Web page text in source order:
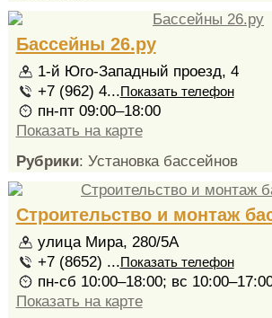
Бассейны 26.ру
1-й Юго-Западный проезд, 4
+7 (962) 4...Показать телефон
пн-пт 09:00–18:00
Показать на карте
Рубрики: Установка бассейнов
Строительство и монтаж
улица Мира, 280/5А
+7 (8652) ...Показать телефон
пн-сб 10:00–18:00; вс
Показать на карте